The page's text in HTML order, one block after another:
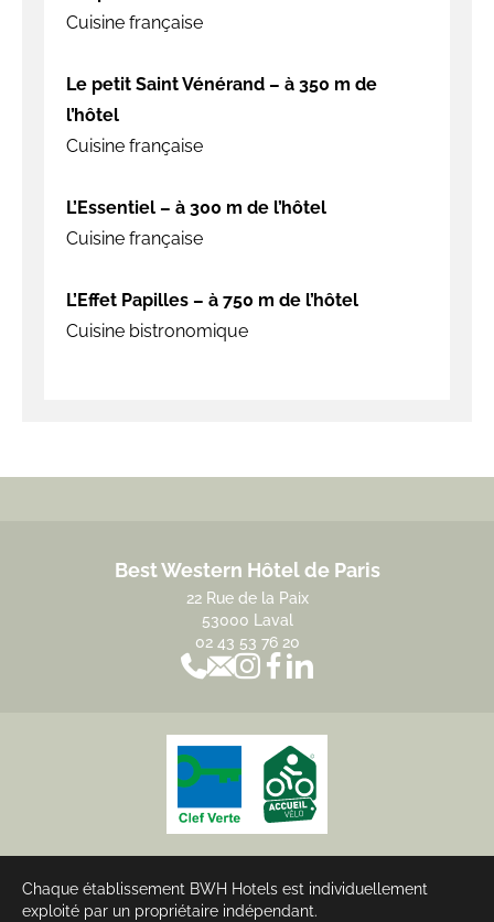
Cuisine française
Le petit Saint Vénérand – à 350 m de
l’hôtel
Cuisine française
L’Essentiel – à 300 m de l’hôtel
Cuisine française
L’Effet Papilles – à 750 m de l’hôtel
Cuisine bistronomique
Best Western Hôtel de Paris
22 Rue de la Paix
53000 Laval
02 43 53 76 20
Chaque établissement BWH Hotels est individuellement
exploité par un propriétaire indépendant.